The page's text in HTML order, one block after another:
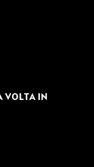
VOLTA IN